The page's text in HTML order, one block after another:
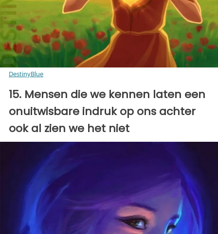
DestinyBlue
15. Mensen die we kennen laten een
onuitwisbare indruk op ons achter
ook al zien we het niet